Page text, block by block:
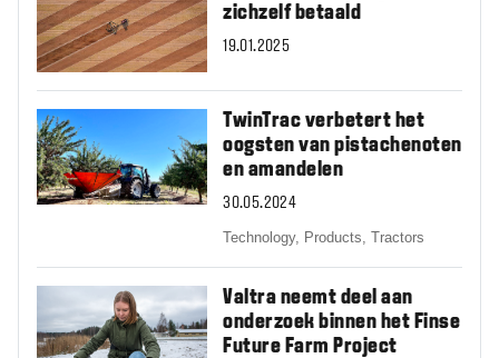
zichzelf betaald
19.01.2025
TwinTrac verbetert het
oogsten van pistachenoten
en amandelen
30.05.2024
Technology, Products,Tractors
Valtra neemt deel aan
onderzoek binnen het Finse
Future Farm Project